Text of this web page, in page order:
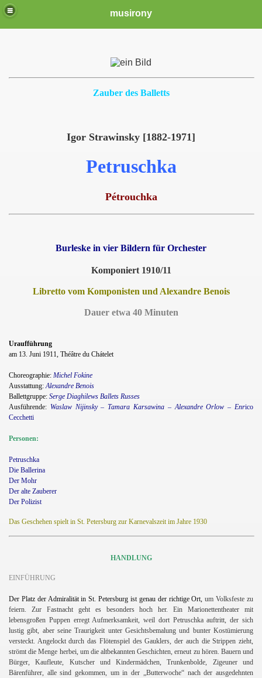
musirony
Zauber des Balletts
Igor Strawinsky [1882-1971]
Petruschka
Pétrouchka
Burleske in vier Bildern für Orchester
Komponiert 1910/11
Libretto vom Komponisten und Alexandre Benois
Dauer etwa 40 Minuten
Uraufführung
am 13. Juni 1911, Théâtre du Chátelet
Choreographie: Michel Fokine
Ausstattung: Alexandre Benois
Ballettgruppe: Serge Diaghilews Ballets Russes
Ausführende: Waslaw Nijinsky – Tamara Karsawina – Alexandre Orlow – Enrico
Cecchetti
Personen:
Petruschka
Die Ballerina
Der Mohr
Der alte Zauberer
Der Polizist
Das Geschehen spielt in St. Petersburg zur Karnevalszeit im Jahre 1930
HANDLUNG
EINFÜHRUNG
Der Platz der Admiralität in St. Petersburg ist genau der richtige Ort,um Volksfeste zu
feiern. Zur Fastnacht geht es besonders hoch her. Ein Marionettentheater mit
lebensgroßen Puppen erregt Aufmerksamkeit, weil dort Petruschka auftritt, der sich
lustig gibt, aber seine Traurigkeit unter Gesichtsbemalung und bunter Kostümierung
versteckt. Angelockt durch das Flötenspiel des Gauklers, der auch die Strippen zieht,
strömt die Menge herbei, um die altbekannten Geschichten, erneut zu hören. Bauern und
Bürger, Kaufleute, Kutscher und Kindermädchen, Trunkenbolde, Zigeuner und
Bärenführer, alle sind gekommen, um in der „Butterwoche“ nach der ausgedehnten